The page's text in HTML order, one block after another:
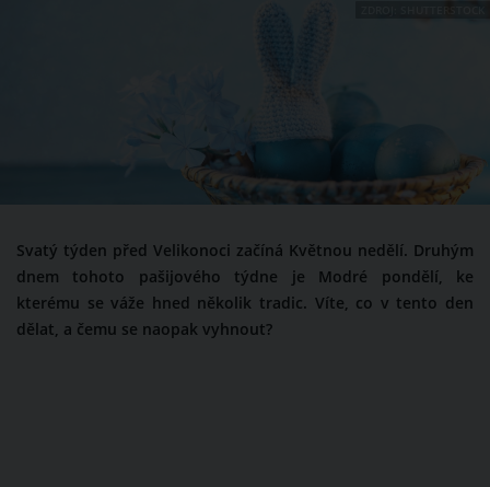
Svatý týden před Velikonoci začíná Květnou nedělí. Druhým
dnem tohoto pašijového týdne je Modré pondělí, ke
kterému se váže hned několik tradic. Víte, co v tento den
dělat, a čemu se naopak vyhnout?